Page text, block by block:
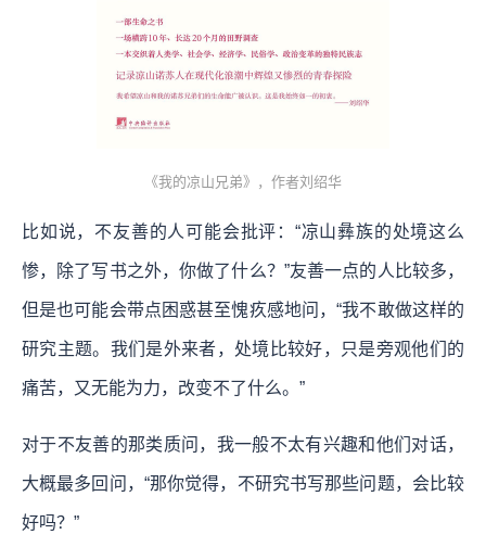
《我的凉山兄弟》，作者刘绍华
比如说，不友善的人可能会批评：“凉山彝族的处境这么
惨，除了写书之外，你做了什么？”友善一点的人比较多，
但是也可能会带点困惑甚至愧疚感地问，“我不敢做这样的
研究主题。我们是外来者，处境比较好，只是旁观他们的
痛苦，又无能为力，改变不了什么。”
对于不友善的那类质问，我一般不太有兴趣和他们对话，
大概最多回问，“那你觉得，不研究书写那些问题，会比较
好吗？”